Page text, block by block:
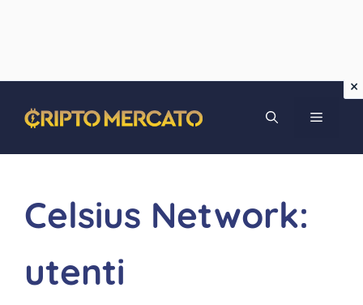
contenuto
MENU
Celsius Network:
utenti